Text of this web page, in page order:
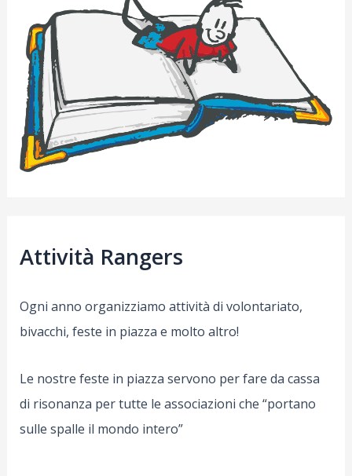
Attività Rangers
Ogni anno organizziamo attività di volontariato,
bivacchi, feste in piazza e molto altro!
Le nostre feste in piazza servono per fare da cassa
di risonanza per tutte le associazioni che “portano
sulle spalle il mondo intero”